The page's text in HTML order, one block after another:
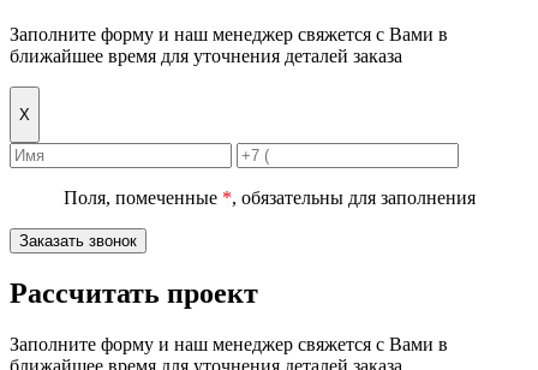
Заполните форму и наш менеджер свяжется с Вами в
ближайшее время для уточнения деталей заказа
Х
Поля, помеченные *, обязательны для заполнения
Заказать звонок
Рассчитать проект
Заполните форму и наш менеджер свяжется с Вами в